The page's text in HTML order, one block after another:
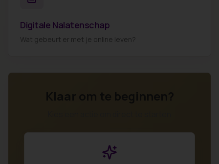
Digitale Nalatenschap
Wat gebeurt er met je online leven?